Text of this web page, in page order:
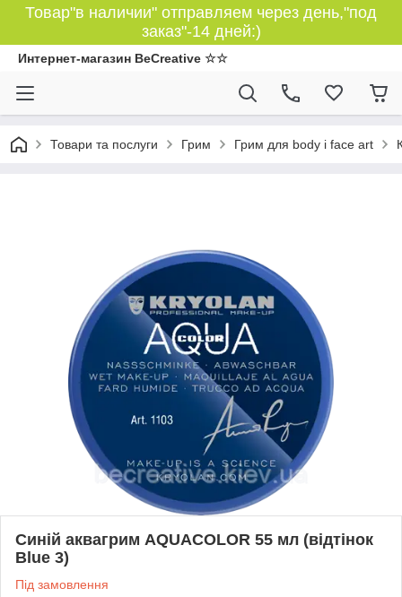
Товар"в наличии" отправляем через день,"под
заказ"-14 дней:)
Интернет-магазин BeCreative ☆☆
Товари та послуги Грим Грим для body і face art
Синій аквагрим AQUACOLOR 55 мл (відтінок
Blue 3)
Під замовлення